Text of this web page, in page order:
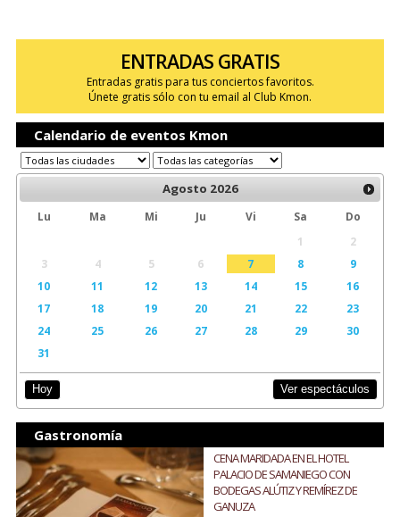
ENTRADAS GRATIS
Entradas gratis para tus conciertos favoritos.
Únete gratis sólo con tu email al Club Kmon.
Calendario de eventos Kmon
Agosto 2026
Lu Ma Mi Ju Vi Sa
Do
1
2
3
4 5 6 7 8
9
10
11 12 13 14 15
16
17
18 19 20 21 22
23
24
25 26 27 28 29
30
31
Hoy Ver espectáculos
Gastronomía
CENA MARIDADA EN EL HOTEL
PALACIO DE SAMANIEGO CON
BODEGAS ALÚTIZ Y REMÍREZ DE
GANUZA